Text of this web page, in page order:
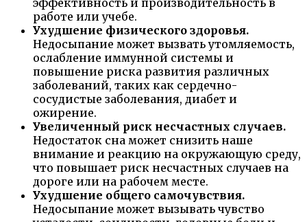
эффективность и производительность в
работе или учебе.
Ухудшение физического здоровья.
Недосыпание может вызвать утомляемость,
ослабление иммунной системы и
повышение риска развития различных
заболеваний, таких как сердечно-
сосудистые заболевания, диабет и
ожирение.
Увеличенный риск несчастных случаев.
Недостаток сна может снизить наше
внимание и реакцию на окружающую среду,
что повышает риск несчастных случаев на
дороге или на рабочем месте.
Ухудшение общего самочувствия.
Недосыпание может вызывать чувство